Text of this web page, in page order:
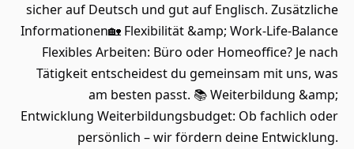
sicher auf Deutsch und gut auf Englisch. Zusätzliche
Informationen🏡 Flexibilität &amp; Work-Life-Balance
Flexibles Arbeiten: Büro oder Homeoffice? Je nach
Tätigkeit entscheidest du gemeinsam mit uns, was
am besten passt. 📚 Weiterbildung &amp;
Entwicklung Weiterbildungsbudget: Ob fachlich oder
persönlich – wir fördern deine Entwicklung.